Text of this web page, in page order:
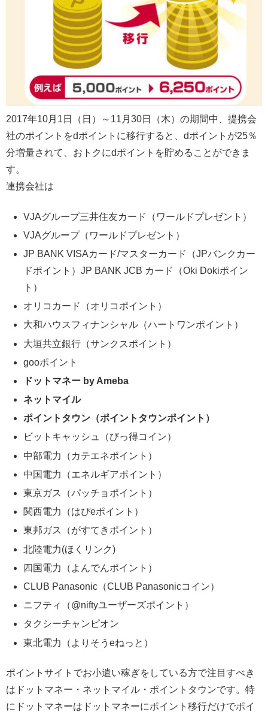
2017年10月1日（日）～11月30日（木）の期間中、提携会
社のポイントをdポイントに移行すると、dポイントが25％
分増量されて、おトクにdポイントを貯めることができま
す。
連携会社は
VJAグループ三井住友カード（ワールドプレゼント）
VJAグループ（ワールドプレゼント）
JP BANK VISAカード/マスターカード（JPバンクカー
ドポイント）JP BANK JCB カード（Oki Dokiポイン
ト）
オリコカード（オリコポイント）
大和ハウスフィナンシャル（ハートワンポイント）
大垣共立銀行（サンクスポイント）
gooポイント
ドットマネー by Ameba
ネットマイル
ポイントタウン（ポイントタウンポイント）
ビットキャッシュ（びっ得コイン）
中部電力（カテエネポイント）
中国電力（エネルギアポイント）
東京ガス（パッチョポイント）
関西電力（はぴeポイント）
東邦ガス（がすてきポイント）
北陸電力(ほくリンク)
四国電力（よんでんポイント）
CLUB Panasonic（CLUB Panasonicコイン）
ニフティ（@niftyユーザーズポイント）
タクシーチャンピオン
東北電力（よりそうeねっと）
ポイントサイトでお小遣い稼ぎをしている方で注目すべき
はドットマネー・ネットマイル・ポイントタウンです。特
にドットマネーはドットマネーにポイント移行だけでポイ